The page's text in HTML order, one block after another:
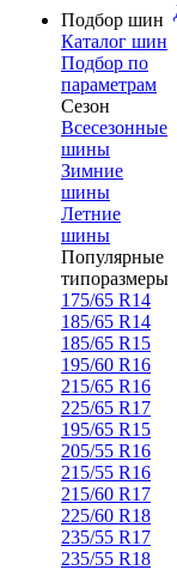
Подбор шин
Каталог шин
Подбор по
параметрам
Сезон
Всесезонные
шины
Зимние
шины
Летние
шины
Популярные
типоразмеры
175/65 R14
185/65 R14
185/65 R15
195/60 R16
215/65 R16
225/65 R17
195/65 R15
205/55 R16
215/55 R16
215/60 R17
225/60 R18
235/55 R17
235/55 R18